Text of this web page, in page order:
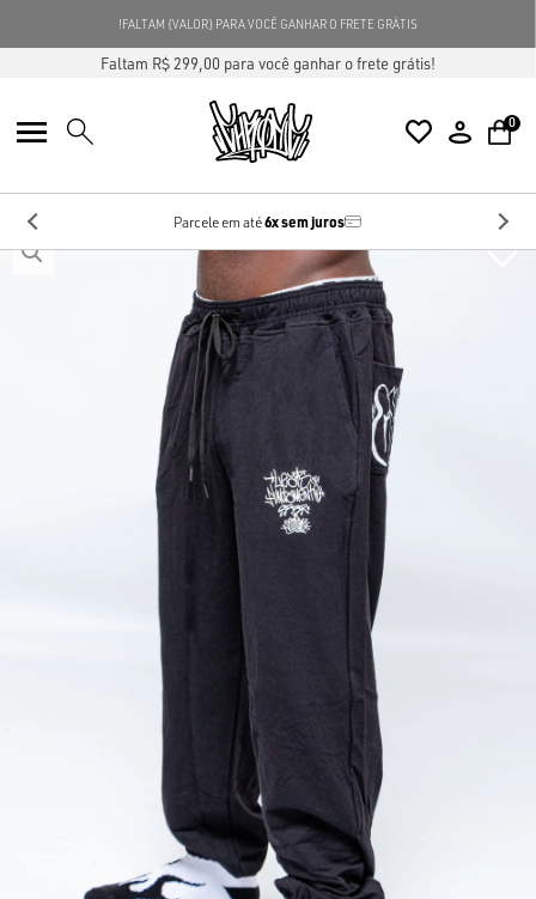
FALTAM {VALOR} PARA VOCÊ GANHAR O FRETE GRÁTIS!
Faltam R$ 299,00 para você ganhar o frete grátis!
0
Parcele em até6x sem juros